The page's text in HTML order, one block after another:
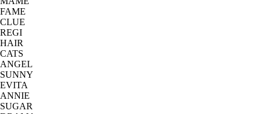
FAME
CLUE
REGI
HAIR
CATS
ANGEL
SUNNY
EVITA
ANNIE
SUGAR